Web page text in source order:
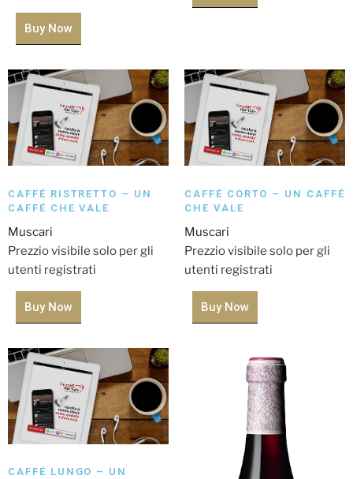
Buy Now
CAFFÉ RISTRETTO – UN
CAFFÉ CHE VALE
Muscari
Prezzio visibile solo per gli
utenti registrati
Buy Now
CAFFÉ CORTO – UN CAFFÉ
CHE VALE
Muscari
Prezzio visibile solo per gli
utenti registrati
Buy Now
CAFFÉ LUNGO – UN